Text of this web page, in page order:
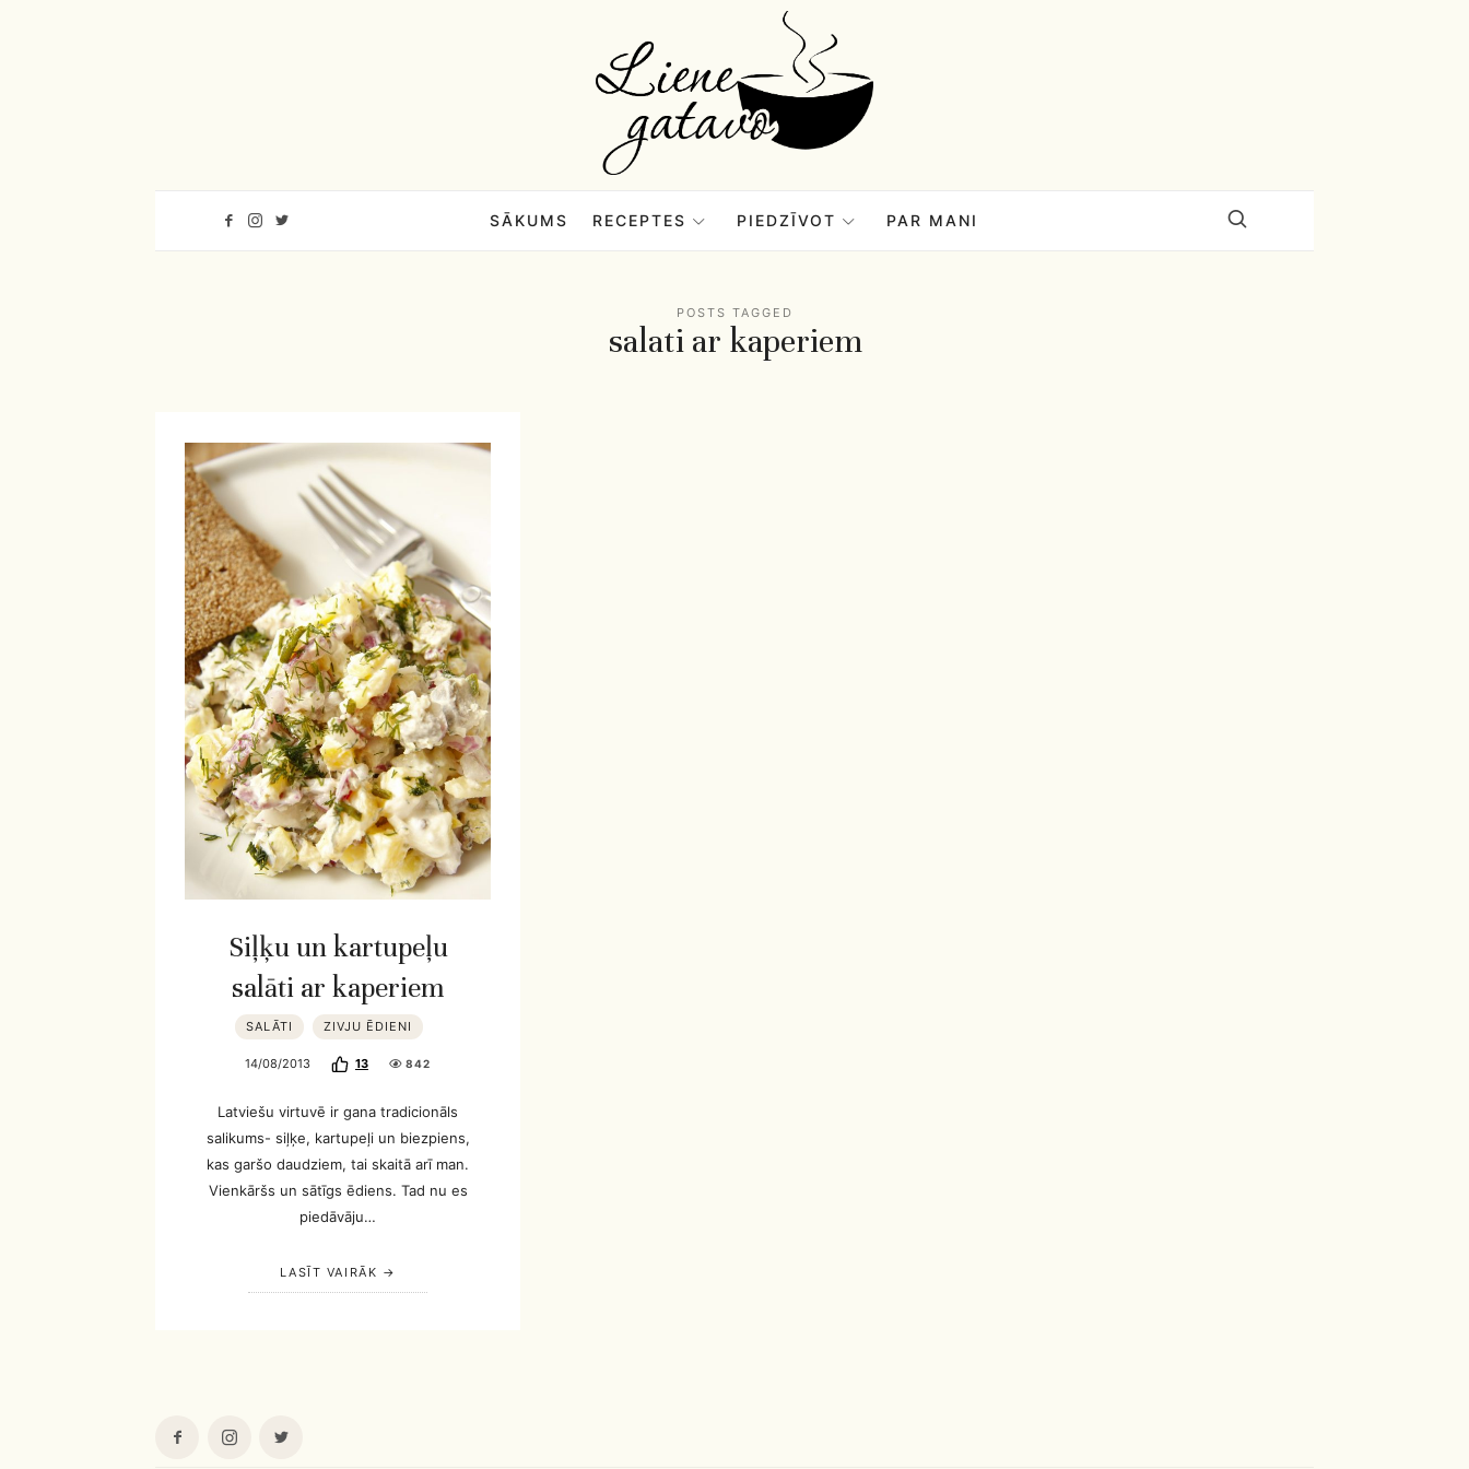
Liene
Gatavo
–
Mana
garšu
SĀKUMS RECEPTES PIEDZĪVOT PAR MANI
POSTS TAGGED
salati ar kaperiem
Siļķu un kartupeļu
salāti ar kaperiem
SALĀTI ZIVJU ĒDIENI
14/08/2013 13 842
Latviešu virtuvē ir gana tradicionāls
salikums- siļķe, kartupeļi un biezpiens,
kas garšo daudziem, tai skaitā arī man.
Vienkāršs un sātīgs ēdiens. Tad nu es
piedāvāju…
LASĪT VAIRĀK